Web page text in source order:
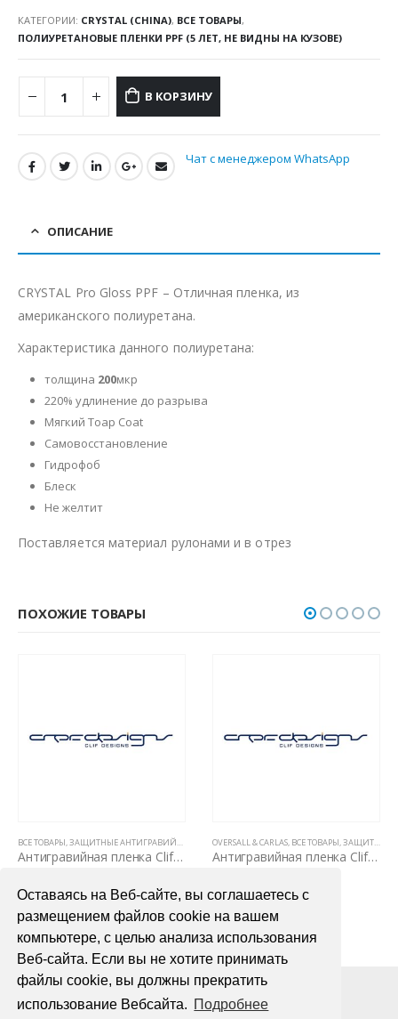
Оставаясь на Веб-сайте, вы соглашаетесь с
размещением файлов cookie на вашем
компьютере, с целью анализа использования
Веб-сайта. Если вы не хотите принимать
файлы cookie, вы должны прекратить
использование Вебсайта. Подробнее
КАТЕГОРИИ: CRYSTAL (CHINA), ВСЕ ТОВАРЫ,
ПОЛИУРЕТАНОВЫЕ ПЛЕНКИ PPF (5 ЛЕТ, НЕ ВИДНЫ НА КУЗОВЕ)
В КОРЗИНУ
Чат с менеджером WhatsApp
ОПИСАНИЕ
CRYSTAL Pro Gloss PPF – Отличная пленка, из
американского полиуретана.
Характеристика данного полиуретана:
толщина 200мкр
220% удлинение до разрыва
Мягкий Toap Coat
Самовосстановление
Гидрофоб
Блеск
Не желтит
Поставляется материал рулонами и в отрез
ПОХОЖИЕ ТОВАРЫ
НА КУЗОВЕ)
ДЛЯ АВТОМОБИЛЯ,ПОЛИУРЕТАНОВЫЕ ПЛЕНКИ PPF (5 ЛЕТ, НЕ ВИДНЫ НА КУЗОВЕ)
,ПОЛИУРЕТАНОВЫЕ ПЛЕНКИ PPF (5 ЛЕТ, НЕ ВИДНЫ НА КУЗОВЕ)
OVERSALL & CARLAS,ВСЕ ТОВАРЫ,ЗАЩИТНЫЕ АНТИГРАВИЙНЫЕ ПЛЕНКИ ДЛЯ АВТОМОБИЛЯ
В КОРЗИНУ
OVERSALL & CARLAS,ВСЕ ТОВАРЫ,ЗАЩИТНЫЕ АНТИГРАВИЙНЫЕ ПЛЕНКИ ДЛЯ АВТОМОБИЛЯ